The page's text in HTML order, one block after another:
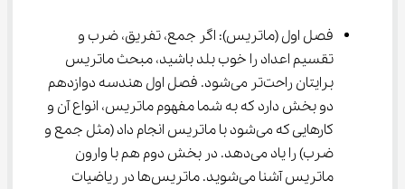
فصل اول (ماتریس): اگر جمع، تفریق، ضرب و
تقسیم اعداد را خوب بلد باشید، مبحث ماتریس
برایتان راحت‌تر می‌شود. فصل اول هندسه دوازدهم
دو بخش دارد که به شما مفهوم ماتریس، انواع آن و
کارهایی که می‌شود با ماتریس انجام داد (مثل جمع و
ضرب) را یاد می‌دهد. در بخش دوم هم با وارون
ماتریس آشنا می‌شوید. ماتریس‌ها در ریاضیات